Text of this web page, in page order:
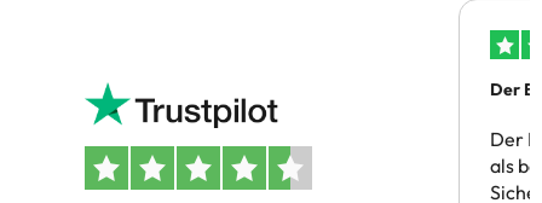
Der
Der
als